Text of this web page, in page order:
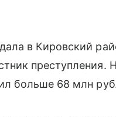
в Кировский
больше 68 млн